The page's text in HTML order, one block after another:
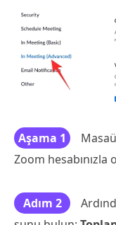
Aşama 1
Zoom hesabınızla
Adım 2